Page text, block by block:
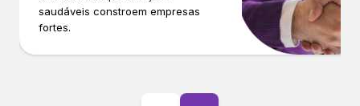
saudáveis constroem empresas
fortes.